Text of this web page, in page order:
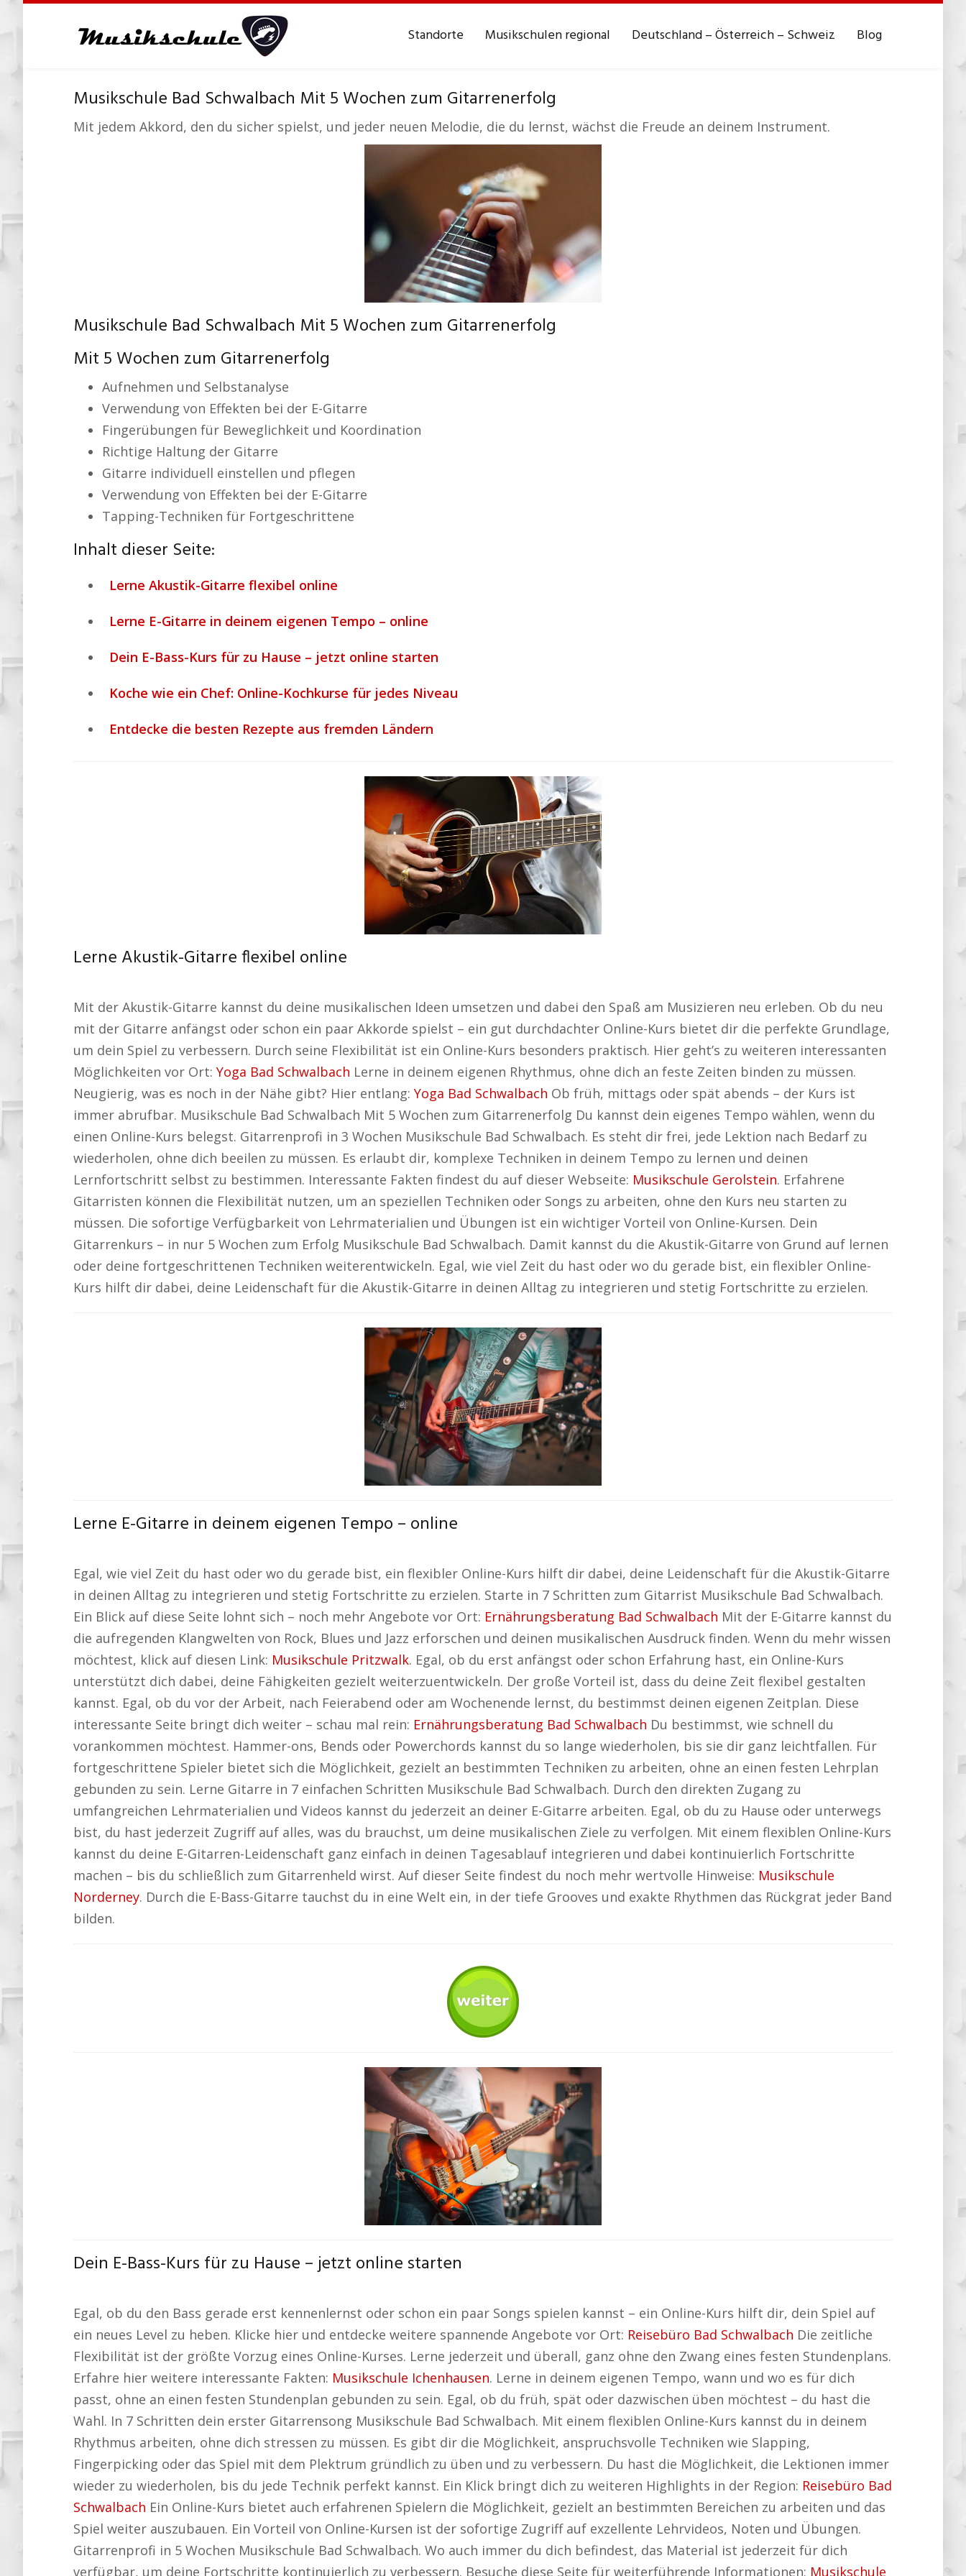
Standorte Musikschulen regional Deutschland – Österreich – Schweiz Blog
Musikschule Bad Schwalbach Mit 5 Wochen zum Gitarrenerfolg
Mit jedem Akkord, den du sicher spielst, und jeder neuen Melodie, die du lernst, wächst die Freude an deinem Instrument.
Musikschule Bad Schwalbach Mit 5 Wochen zum Gitarrenerfolg
Mit 5 Wochen zum Gitarrenerfolg
Aufnehmen und Selbstanalyse
Verwendung von Effekten bei der E-Gitarre
Fingerübungen für Beweglichkeit und Koordination
Richtige Haltung der Gitarre
Gitarre individuell einstellen und pflegen
Verwendung von Effekten bei der E-Gitarre
Tapping-Techniken für Fortgeschrittene
Inhalt dieser Seite:
Lerne Akustik-Gitarre flexibel online
Lerne E-Gitarre in deinem eigenen Tempo – online
Dein E-Bass-Kurs für zu Hause – jetzt online starten
Koche wie ein Chef: Online-Kochkurse für jedes Niveau
Entdecke die besten Rezepte aus fremden Ländern
Lerne Akustik-Gitarre flexibel online
Mit der Akustik-Gitarre kannst du deine musikalischen Ideen umsetzen und dabei den Spaß am Musizieren neu erleben. Ob du neu
mit der Gitarre anfängst oder schon ein paar Akkorde spielst – ein gut durchdachter Online-Kurs bietet dir die perfekte Grundlage,
um dein Spiel zu verbessern. Durch seine Flexibilität ist ein Online-Kurs besonders praktisch. Hier geht’s zu weiteren interessanten
Möglichkeiten vor Ort: Yoga Bad Schwalbach Lerne in deinem eigenen Rhythmus, ohne dich an feste Zeiten binden zu müssen.
Neugierig, was es noch in der Nähe gibt? Hier entlang: Yoga Bad Schwalbach Ob früh, mittags oder spät abends – der Kurs ist
immer abrufbar. Musikschule Bad Schwalbach Mit 5 Wochen zum Gitarrenerfolg Du kannst dein eigenes Tempo wählen, wenn du
einen Online-Kurs belegst. Gitarrenprofi in 3 Wochen Musikschule Bad Schwalbach. Es steht dir frei, jede Lektion nach Bedarf zu
wiederholen, ohne dich beeilen zu müssen. Es erlaubt dir, komplexe Techniken in deinem Tempo zu lernen und deinen
Lernfortschritt selbst zu bestimmen. Interessante Fakten findest du auf dieser Webseite: Musikschule Gerolstein. Erfahrene
Gitarristen können die Flexibilität nutzen, um an speziellen Techniken oder Songs zu arbeiten, ohne den Kurs neu starten zu
müssen. Die sofortige Verfügbarkeit von Lehrmaterialien und Übungen ist ein wichtiger Vorteil von Online-Kursen. Dein
Gitarrenkurs – in nur 5 Wochen zum Erfolg Musikschule Bad Schwalbach. Damit kannst du die Akustik-Gitarre von Grund auf lernen
oder deine fortgeschrittenen Techniken weiterentwickeln. Egal, wie viel Zeit du hast oder wo du gerade bist, ein flexibler Online-
Kurs hilft dir dabei, deine Leidenschaft für die Akustik-Gitarre in deinen Alltag zu integrieren und stetig Fortschritte zu erzielen.
Lerne E-Gitarre in deinem eigenen Tempo – online
Egal, wie viel Zeit du hast oder wo du gerade bist, ein flexibler Online-Kurs hilft dir dabei, deine Leidenschaft für die Akustik-Gitarre
in deinen Alltag zu integrieren und stetig Fortschritte zu erzielen. Starte in 7 Schritten zum Gitarrist Musikschule Bad Schwalbach.
Ein Blick auf diese Seite lohnt sich – noch mehr Angebote vor Ort: Ernährungsberatung Bad Schwalbach Mit der E-Gitarre kannst du
die aufregenden Klangwelten von Rock, Blues und Jazz erforschen und deinen musikalischen Ausdruck finden. Wenn du mehr wissen
möchtest, klick auf diesen Link: Musikschule Pritzwalk. Egal, ob du erst anfängst oder schon Erfahrung hast, ein Online-Kurs
unterstützt dich dabei, deine Fähigkeiten gezielt weiterzuentwickeln. Der große Vorteil ist, dass du deine Zeit flexibel gestalten
kannst. Egal, ob du vor der Arbeit, nach Feierabend oder am Wochenende lernst, du bestimmst deinen eigenen Zeitplan. Diese
interessante Seite bringt dich weiter – schau mal rein: Ernährungsberatung Bad Schwalbach Du bestimmst, wie schnell du
vorankommen möchtest. Hammer-ons, Bends oder Powerchords kannst du so lange wiederholen, bis sie dir ganz leichtfallen. Für
fortgeschrittene Spieler bietet sich die Möglichkeit, gezielt an bestimmten Techniken zu arbeiten, ohne an einen festen Lehrplan
gebunden zu sein. Lerne Gitarre in 7 einfachen Schritten Musikschule Bad Schwalbach. Durch den direkten Zugang zu
umfangreichen Lehrmaterialien und Videos kannst du jederzeit an deiner E-Gitarre arbeiten. Egal, ob du zu Hause oder unterwegs
bist, du hast jederzeit Zugriff auf alles, was du brauchst, um deine musikalischen Ziele zu verfolgen. Mit einem flexiblen Online-Kurs
kannst du deine E-Gitarren-Leidenschaft ganz einfach in deinen Tagesablauf integrieren und dabei kontinuierlich Fortschritte
machen – bis du schließlich zum Gitarrenheld wirst. Auf dieser Seite findest du noch mehr wertvolle Hinweise: Musikschule
Norderney. Durch die E-Bass-Gitarre tauchst du in eine Welt ein, in der tiefe Grooves und exakte Rhythmen das Rückgrat jeder Band
bilden.
Dein E-Bass-Kurs für zu Hause – jetzt online starten
Egal, ob du den Bass gerade erst kennenlernst oder schon ein paar Songs spielen kannst – ein Online-Kurs hilft dir, dein Spiel auf
ein neues Level zu heben. Klicke hier und entdecke weitere spannende Angebote vor Ort: Reisebüro Bad Schwalbach Die zeitliche
Flexibilität ist der größte Vorzug eines Online-Kurses. Lerne jederzeit und überall, ganz ohne den Zwang eines festen Stundenplans.
Erfahre hier weitere interessante Fakten: Musikschule Ichenhausen. Lerne in deinem eigenen Tempo, wann und wo es für dich
passt, ohne an einen festen Stundenplan gebunden zu sein. Egal, ob du früh, spät oder dazwischen üben möchtest – du hast die
Wahl. In 7 Schritten dein erster Gitarrensong Musikschule Bad Schwalbach. Mit einem flexiblen Online-Kurs kannst du in deinem
Rhythmus arbeiten, ohne dich stressen zu müssen. Es gibt dir die Möglichkeit, anspruchsvolle Techniken wie Slapping,
Fingerpicking oder das Spiel mit dem Plektrum gründlich zu üben und zu verbessern. Du hast die Möglichkeit, die Lektionen immer
wieder zu wiederholen, bis du jede Technik perfekt kannst. Ein Klick bringt dich zu weiteren Highlights in der Region: Reisebüro Bad
Schwalbach Ein Online-Kurs bietet auch erfahrenen Spielern die Möglichkeit, gezielt an bestimmten Bereichen zu arbeiten und das
Spiel weiter auszubauen. Ein Vorteil von Online-Kursen ist der sofortige Zugriff auf exzellente Lehrvideos, Noten und Übungen.
Gitarrenprofi in 5 Wochen Musikschule Bad Schwalbach. Wo auch immer du dich befindest, das Material ist jederzeit für dich
verfügbar, um deine Fortschritte kontinuierlich zu verbessern. Besuche diese Seite für weiterführende Informationen: Musikschule